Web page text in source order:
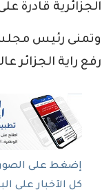
الجزائرية قادرة
وتمنى رئيس مجلس
رفع راية الجزائر
إضغط على
كل الآخبار على